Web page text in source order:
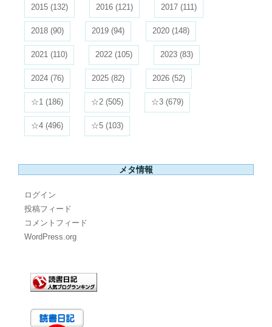
2015 (132) 2016 (121) 2017 (111)
2018 (90) 2019 (94) 2020 (148)
2021 (110) 2022 (105) 2023 (83)
2024 (76) 2025 (82) 2026 (52)
☆1 (186) ☆2 (505) ☆3 (679)
☆4 (496) ☆5 (103)
メタ情報
ログイン
投稿フィード
コメントフィード
WordPress.org